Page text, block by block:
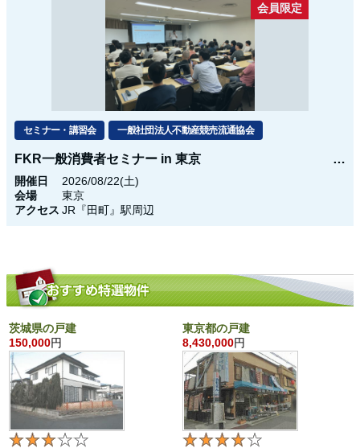
会員限定
セミナー・講習会 一般社団法人不動産競売流通協会
FKR一般消費者セミナー in 東京
開催日
2026/08/22(土)
会場
東京
アクセス JR『田町』駅周辺
茨城県の戸建
150,000円
東京都の戸建
8,430,000円